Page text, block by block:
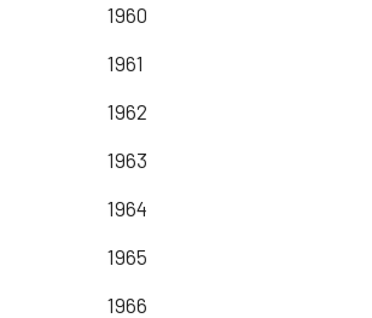
1960
1961
1962
1963
1964
1965
1966